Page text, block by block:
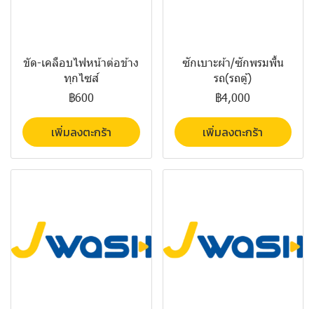
ขัด-เคลือบไฟหน้าต่อข้าง
ทุกไซส์
฿600
เพิ่มลงตะกร้า
ซักเบาะผ้า/ซักพรมพื้น
รถ(รถตู้)
฿4,000
เพิ่มลงตะกร้า